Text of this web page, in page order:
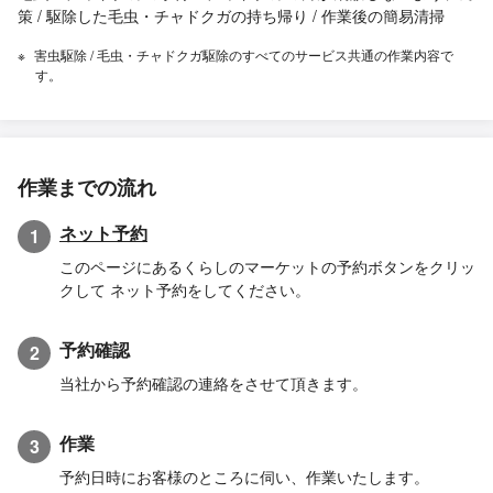
策 / 駆除した毛虫・チャドクガの持ち帰り / 作業後の簡易清掃
害虫駆除 / 毛虫・チャドクガ駆除のすべてのサービス共通の作業内容で
す。
作業までの流れ
1 ネット予約
このページにあるくらしのマーケットの予約ボタンをクリッ
クして ネット予約をしてください。
2 予約確認
当社から予約確認の連絡をさせて頂きます。
3 作業
予約日時にお客様のところに伺い、作業いたします。